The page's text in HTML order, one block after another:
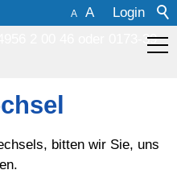
Login
A
A
2 00 46
0173-39
bitten wir Sie, uns